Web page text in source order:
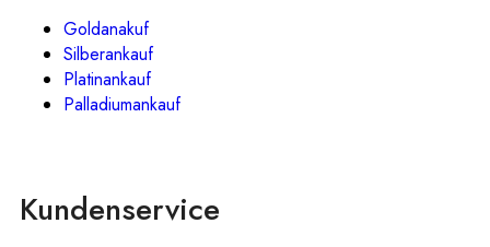
Goldanakuf
Silberankauf
Platinankauf
Palladiumankauf
Kundenservice